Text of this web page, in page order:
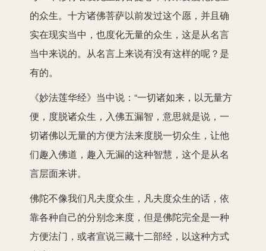
的众生。十方诸佛菩萨以前发过这个愿，并且确
实在现实当中，也度化无量的众生，这是从名言
当中来说的。从名言上来说有没有这样的呢？是
有的。
《妙法莲华经》当中说：“一切诸如来，以无量方
便，度脱诸众生，入佛五漏智，意思就是说，一
切诸佛以无量的方便方法来度脱一切众生，让他
们趣入佛道，趣入无漏的这种智慧，这个是从名
言层面来讲。
佛陀不像我们凡夫度众生，凡夫度众生的话，依
靠各种自己的分别念来度，但是佛陀完全是一种
方便法门，或者宣说三藏十二部经，以这种方式